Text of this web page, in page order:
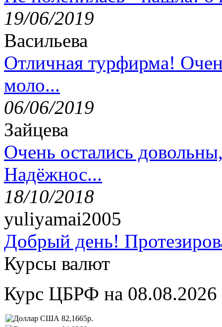
19/06/2019
Васильева
Отличная турфирма!
моло...
06/06/2019
Зайцева
Очень остались
Надёжнос...
18/10/2018
yuliyamai2005
Добрый день!
Курсы валют
Курс ЦБРФ на 08.08.2026
82,1665р.